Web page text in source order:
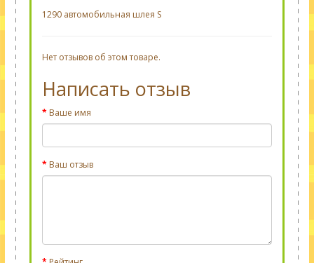
1290 автомобильная шлея S
Нет отзывов об этом товаре.
Написать отзыв
Ваше имя
Ваш отзыв